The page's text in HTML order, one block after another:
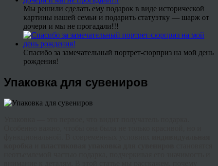
Мы решили сделать ему подарок в виде исторической
картины нашей семьи и подарить статуэтку — шарж от
дочери и мы не прогадали!!!
Спасибо за замечательный портрет-сюрприз на мой день
рождения!
Упаковка для сувениров